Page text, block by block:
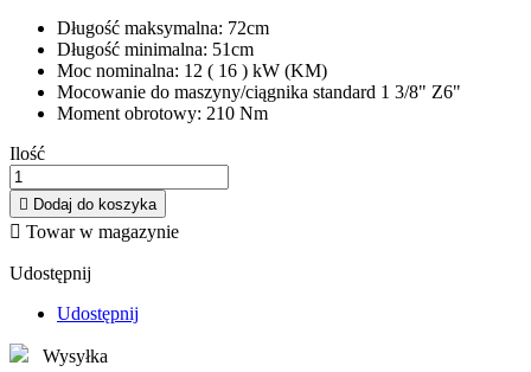
Długość maksymalna: 72cm
Długość minimalna: 51cm
Moc nominalna: 12 ( 16 ) kW (KM)
Mocowanie do maszyny/ciągnika standard 1 3/8" Z6"
Moment obrotowy: 210 Nm
Ilość
 Dodaj do koszyka
 Towar w magazynie
Udostępnij
Udostępnij
Wysyłka